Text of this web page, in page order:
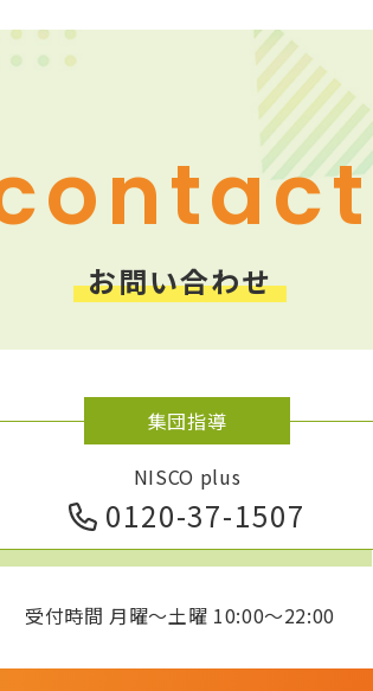
お問い合わせ
集団指導
NISCO plus
0120-37-1507
受付時間 月曜～土曜 10:00～22:00